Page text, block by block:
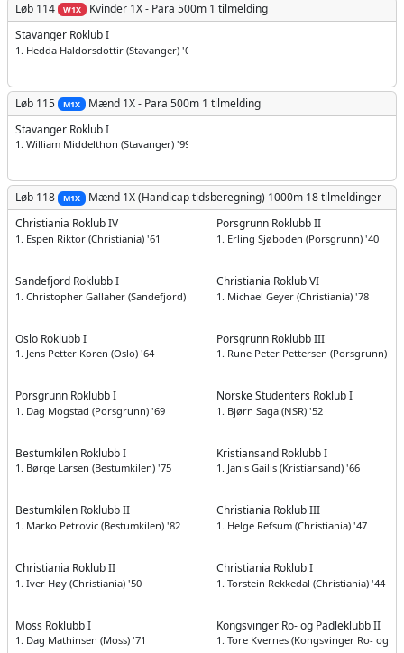
Løb 114 W1X Kvinder 1X - Para 500m 1 tilmelding
Stavanger Roklub I
1. Hedda Haldorsdottir (Stavanger) '03
Løb 115 M1X Mænd 1X - Para 500m 1 tilmelding
Stavanger Roklub I
1. William Middelthon (Stavanger) '99
Løb 118 M1X Mænd 1X (Handicap tidsberegning) 1000m 18 tilmeldinger
Christiania Roklub IV
1. Espen Riktor (Christiania) '61
Porsgrunn Roklubb II
1. Erling Sjøboden (Porsgrunn) '40
Sandefjord Roklubb I
1. Christopher Gallaher (Sandefjord) '49
Christiania Roklub VI
1. Michael Geyer (Christiania) '78
Oslo Roklubb I
1. Jens Petter Koren (Oslo) '64
Porsgrunn Roklubb III
1. Rune Peter Pettersen (Porsgrunn) '55
Porsgrunn Roklubb I
1. Dag Mogstad (Porsgrunn) '69
Norske Studenters Roklub I
1. Bjørn Saga (NSR) '52
Bestumkilen Roklubb I
1. Børge Larsen (Bestumkilen) '75
Kristiansand Roklubb I
1. Janis Gailis (Kristiansand) '66
Bestumkilen Roklubb II
1. Marko Petrovic (Bestumkilen) '82
Christiania Roklub III
1. Helge Refsum (Christiania) '47
Christiania Roklub II
1. Iver Høy (Christiania) '50
Christiania Roklub I
1. Torstein Rekkedal (Christiania) '44
Moss Roklubb I
1. Dag Mathinsen (Moss) '71
Kongsvinger Ro- og Padleklubb II
1. Tore Kvernes (Kongsvinger Ro- og